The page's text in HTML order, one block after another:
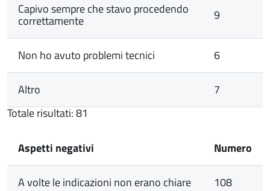
Capivo sempre che stavo procedendo
correttamente 9
Non ho avuto problemi tecnici 6
Altro
7
Totale risultati: 81
Aspetti negativi Numero
A volte le indicazioni non erano chiare 108